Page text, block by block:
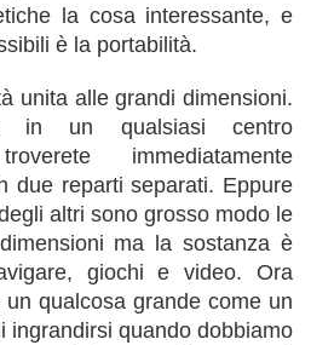
la cosa interessante, e
è la portabilità.
unita alle grandi dimensioni.
in un qualsiasi centro
immediatamente
due reparti separati. Eppure
altri sono grosso modo le
ma la sostanza è
giochi e video. Ora
qualcosa grande come un
ingrandirsi quando dobbiamo